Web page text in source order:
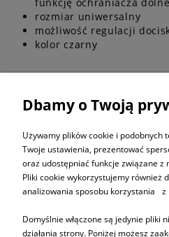
rozmiar uniwersalny
możliwość regulacji
kolor czarny
ZAPISZ
Dbamy o Twoją
Używamy plików cookie i podobnych
Twoje ustawienia, prezentować
oraz udostępniać funkcje związane z
Pliki cookie wykorzystujemy również
analizowania sposobu korzystania
Domyślnie włączone są jedynie pliki
działania strony. Poniżej możesz